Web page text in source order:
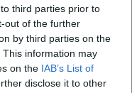
third parties prior to
out of the further
by third parties on the
This information may
on the IAB’s List of
disclose it to other